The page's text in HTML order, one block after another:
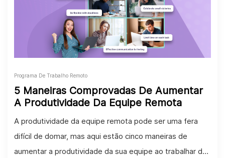
Programa De Trabalho Remoto
5 Maneiras Comprovadas De Aumentar
A Produtividade Da Equipe Remota
A produtividade da equipe remota pode ser uma fera
difícil de domar, mas aqui estão cinco maneiras de
aumentar a produtividade da sua equipe ao trabalhar de